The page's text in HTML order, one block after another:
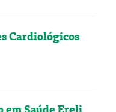
Cardiológicos
em Saúde Ereli